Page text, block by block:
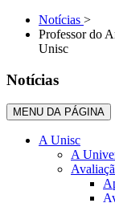
Notícias >
Professor do
Unisc
Notícias
MENU DA PÁGINA
A Unisc
A